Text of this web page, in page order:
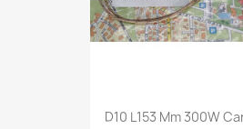
D10 L153 Mm 300W